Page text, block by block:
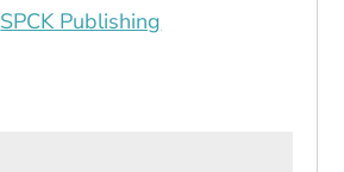
SPCK Publishing